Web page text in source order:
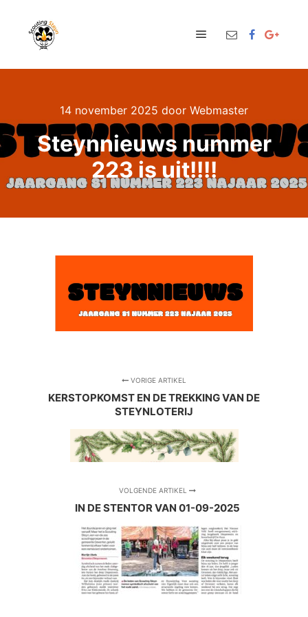
14 november 2025 door Webmaster
Steynnieuws nummer
223 is uit!!!!
VORIGE ARTIKEL
KERSTOPKOMST EN DE TREKKING VAN DE
STEYNLOTERIJ
VOLGENDE ARTIKEL
IN DE STENTOR VAN 01-09-2025